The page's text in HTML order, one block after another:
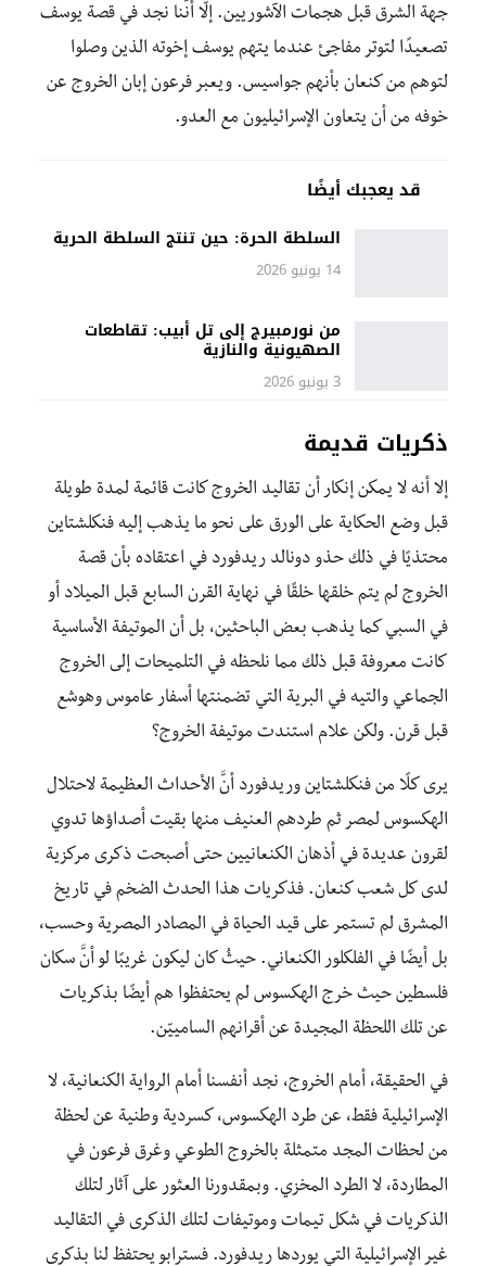
جهة الشرق قبل هجمات الآشوريين. إلّا أنَّنا نجد في قصة يوسف
تصعيدًا لتوتر مفاجئ عندما يتهم يوسف إخوته الذين وصلوا
لتوهم من كنعان بأنهم جواسيس. ويعبر فرعون إبان الخروج عن
خوفه من أن يتعاون الإسرائيليون مع العدو.
قد يعجبك أيضًا
السلطة الحرة: حين تنتج السلطة الحرية
14 يونيو 2026
من نورمبيرج إلى تل أبيب: تقاطعات
الصهيونية والنازية
3 يونيو 2026
ذكريات قديمة
إلا أنه لا يمكن إنكار أن تقاليد الخروج كانت قائمة لمدة طويلة
قبل وضع الحكاية على الورق على نحو ما يذهب إليه فنكلشتاين
محتذيًا في ذلك حذو دونالد ريدفورد في اعتقاده بأن قصة
الخروج لم يتم خلقها خلقًا في نهاية القرن السابع قبل الميلاد أو
في السبي كما يذهب بعض الباحثين، بل أن الموتيفة الأساسية
كانت معروفة قبل ذلك مما نلحظه في التلميحات إلى الخروج
الجماعي والتيه في البرية التي تضمنتها أسفار عاموس وهوشع
قبل قرن. ولكن علام استندت موتيفة الخروج؟
يرى كلًا من فنكلشتاين وريدفورد أنَّ الأحداث العظيمة لاحتلال
الهكسوس لمصر ثم طردهم العنيف منها بقيت أصداؤها تدوي
لقرون عديدة في أذهان الكنعانيين حتى أصبحت ذكرى مركزية
لدى كل شعب كنعان. فذكريات هذا الحدث الضخم في تاريخ
المشرق لم تستمر على قيد الحياة في المصادر المصرية وحسب،
بل أيضًا في الفلكلور الكنعاني. حيثُ كان ليكون غريبًا لو أنَّ سكان
فلسطين حيث خرج الهكسوس لم يحتفظوا هم أيضًا بذكريات
عن تلك اللحظة المجيدة عن أقرانهم السامييّن.
في الحقيقة، أمام الخروج، نجد أنفسنا أمام الرواية الكنعانية، لا
الإسرائيلية فقط، عن طرد الهكسوس، كسردية وطنية عن لحظة
من لحظات المجد متمثلة بالخروج الطوعي وغرق فرعون في
المطاردة، لا الطرد المخزي. وبمقدورنا العثور على آثار لتلك
الذكريات في شكل تيمات وموتيفات لتلك الذكرى في التقاليد
غير الإسرائيلية التي يوردها ريدفورد. فسترابو يحتفظ لنا بذكرى